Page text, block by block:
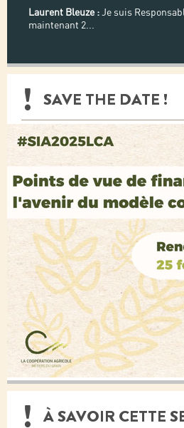
Laurent Bleuze :Je suis
maintenant 2...
SAVE THE DATE !
À SAVOIR CETTE